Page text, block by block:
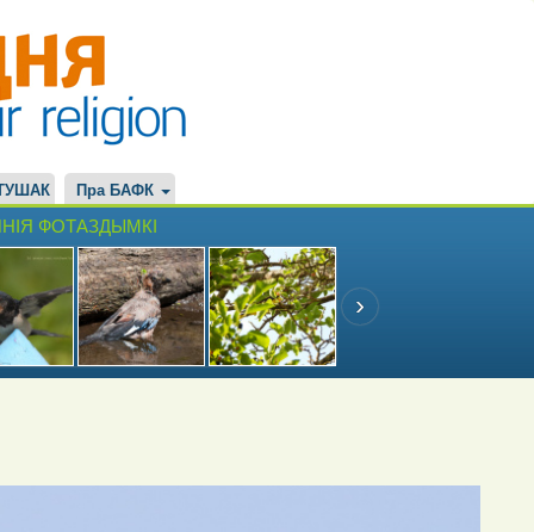
Пра БАФК
ФОТАЗДЫМКІ